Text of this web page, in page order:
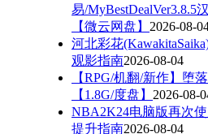
易/MyBestDealVer3.8.5
【微云网盘】 2026-08-
河北彩花
观影指南2026-08-04
【RPG/机翻/新作】堕
【1.8G/度盘】 2026-08-
NBA2K24电脑版再次
提升指南2026-08-04